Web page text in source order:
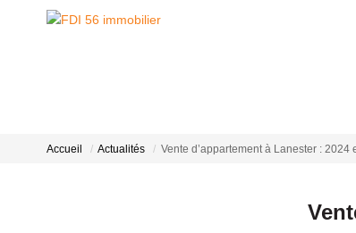
Accueil Actualités Vente d’appartement à Lanester : 2024